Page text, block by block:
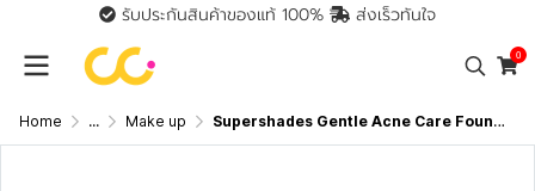
รับประกันสินค้าของแท้ 100% ส่งเร็วทันใจ
0
Home ... Make up Supershades Gentle Acne Care Founwear Cushion (13g) ซุปเปอร์เฉด เจนเทิล แอคเน่ แคร์ ฟาวแวร์ คุชชั่นที่ให้ความบางเบา